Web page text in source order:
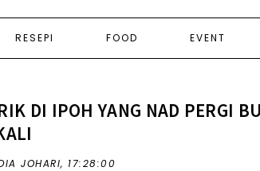
RESEPI FOOD EVENT
DI IPOH YANG NAD PERGI
JOHARI, 17:28:00